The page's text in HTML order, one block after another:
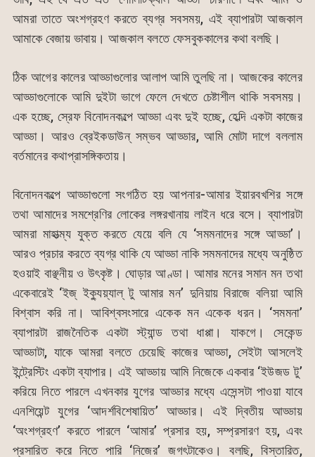
আমরা তাতে অংশগ্রহণ করতে ব্যগ্র সবসময়, এই ব্যাপারটা আজকাল
আমাকে বেজায় ভাবায়। আজকাল বলতে ফেসবুককালের কথা বলছি।
ঠিক আগের কালের আড্ডাগুলোর আলাপ আমি তুলছি না। আজকের কালের
আড্ডাগুলোকে আমি দুইটা ভাগে ফেলে দেখতে চেষ্টাশীল থাকি সবসময়।
এক হচ্ছে, স্রেফ বিনোদনকল্পে আড্ডা এবং দুই হচ্ছে, হেল্দি একটা কাজের
আড্ডা। আরও ব্রেইকডাউন্ সম্ভব আড্ডার, আমি মোটা দাগে বললাম
বর্তমানের কথাপ্রাসঙ্গিকতায়।
বিনোদনকল্পে আড্ডাগুলো সংগঠিত হয় আপনার-আমার ইয়ারবখশির সঙ্গে
তথা আমাদের সমশ্রেণির লোকের লঙ্গরখানায় লাইন ধরে বসে। ব্যাপারটা
আমরা মাহাত্ম্য যুক্ত করতে যেয়ে বলি যে ‘সমমনাদের সঙ্গে আড্ডা’।
আরও প্রচার করতে ব্যগ্র থাকি যে আড্ডা নাকি সমমনাদের মধ্যে অনুষ্ঠিত
হওয়াই বাঞ্ছনীয় ও উৎকৃষ্ট। ঘোড়ার আণ্ডা। আমার মনের সমান মন তথা
একেবারেই ‘ইজ্ ইক্যুয়্যাল্ টু আমার মন’ দুনিয়ায় বিরাজে বলিয়া আমি
বিশ্বাস করি না। আবিশ্বসংসারে একেক মন একেক ধরন। ‘সমমনা’
ব্যাপারটা রাজনৈতিক একটা স্ট্যান্ড তথা ধাপ্পা। যাকগে। সেকেন্ড
আড্ডাটা, যাকে আমরা বলতে চেয়েছি কাজের আড্ডা, সেইটা আসলেই
ইন্ট্রেস্টিং একটা ব্যাপার। এই আড্ডায় আমি নিজেকে একবার ‘ইউজড টু’
করিয়ে নিতে পারলে এখনকার যুগের আড্ডার মধ্যে এসেন্সটা পাওয়া যাবে
এনশিয়েন্ট যুগের ‘আদর্শবিশেষায়িত’ আড্ডার। এই দ্বিতীয় আড্ডায়
‘অংশগ্রহণ’ করতে পারলে ‘আমার’ প্রসার হয়, সম্প্রসারণ হয়, এবং
প্রসারিত করে নিতে পারি ‘নিজের’ জগৎটাকেও। বলছি, বিস্তারিত,